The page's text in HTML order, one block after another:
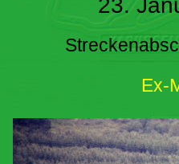
23.
Ex-